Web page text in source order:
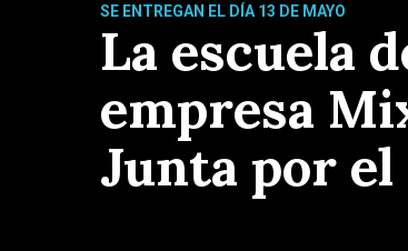
SE ENTREGAN EL DÍA 13 DE MAYO
La escuela
empresa
Junta por